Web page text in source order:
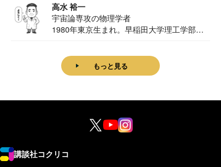
高水 裕一
宇宙論専攻の物理学者
1980年東京生まれ。早稲田大学理工学部物
もっと見る
講談社コクリコ